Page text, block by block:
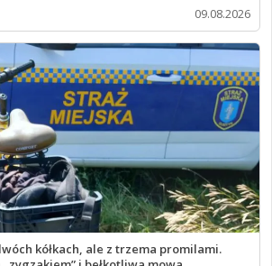
09.08.2026
kółkach, ale z trzema promilami.